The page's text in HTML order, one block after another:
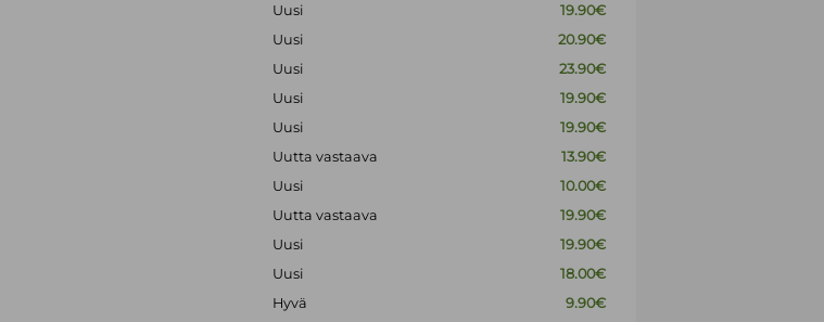
Uusi
19.90€
Uusi
20.90€
Uusi
23.90€
Uusi
19.90€
Uusi
19.90€
Uutta vastaava
13.90€
Uusi
10.00€
Uutta vastaava
19.90€
Uusi
19.90€
Uusi
18.00€
Hyvä
9.90€